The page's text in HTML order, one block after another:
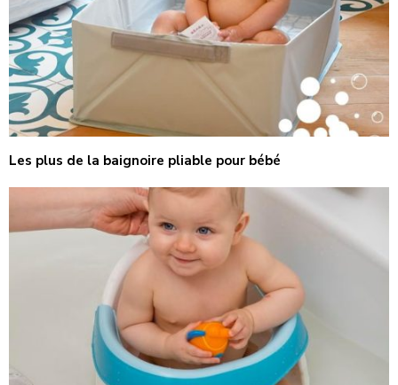
Les plus de la baignoire pliable pour bébé